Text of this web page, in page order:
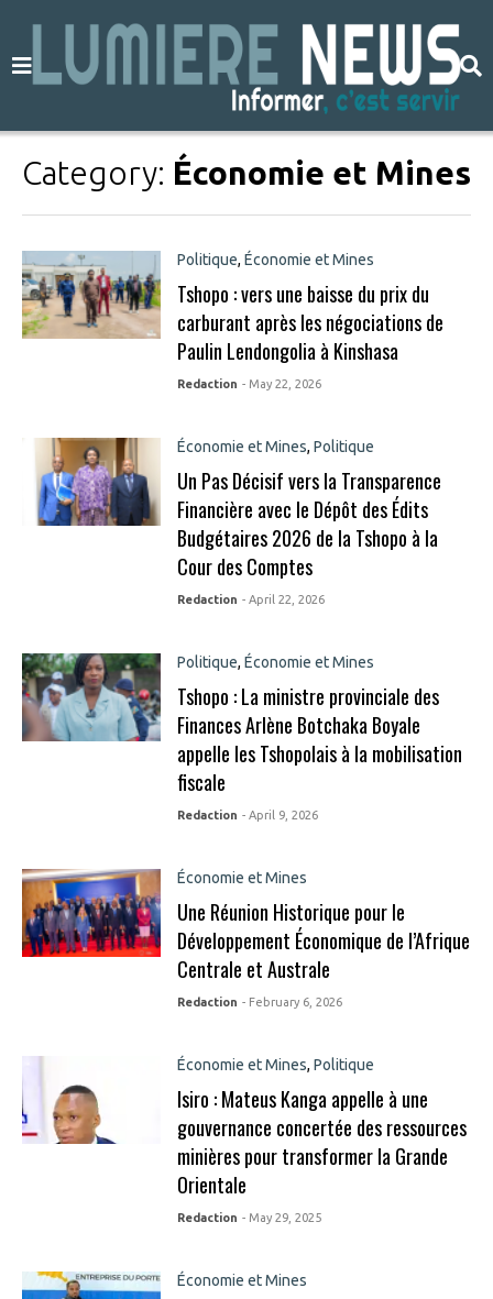
Category: Économie et Mines
Politique, Économie et Mines
Tshopo : vers une baisse du prix du
carburant après les négociations de
Paulin Lendongolia à Kinshasa
Redaction - May 22, 2026
Économie et Mines, Politique
Un Pas Décisif vers la Transparence
Financière avec le Dépôt des Édits
Budgétaires 2026 de la Tshopo à la
Cour des Comptes
Redaction - April 22, 2026
Politique, Économie et Mines
Tshopo : La ministre provinciale des
Finances Arlène Botchaka Boyale
appelle les Tshopolais à la mobilisation
fiscale
Redaction - April 9, 2026
Économie et Mines
Une Réunion Historique pour le
Développement Économique de l’Afrique
Centrale et Australe
Redaction - February 6, 2026
Économie et Mines, Politique
Isiro : Mateus Kanga appelle à une
gouvernance concertée des ressources
minières pour transformer la Grande
Orientale
Redaction - May 29, 2025
Économie et Mines